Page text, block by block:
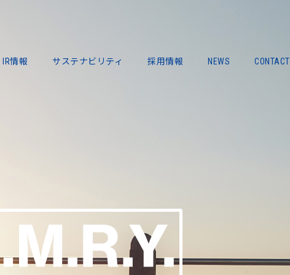
IR情報 サステナビリティ 採用情報 NEWS CONTACT